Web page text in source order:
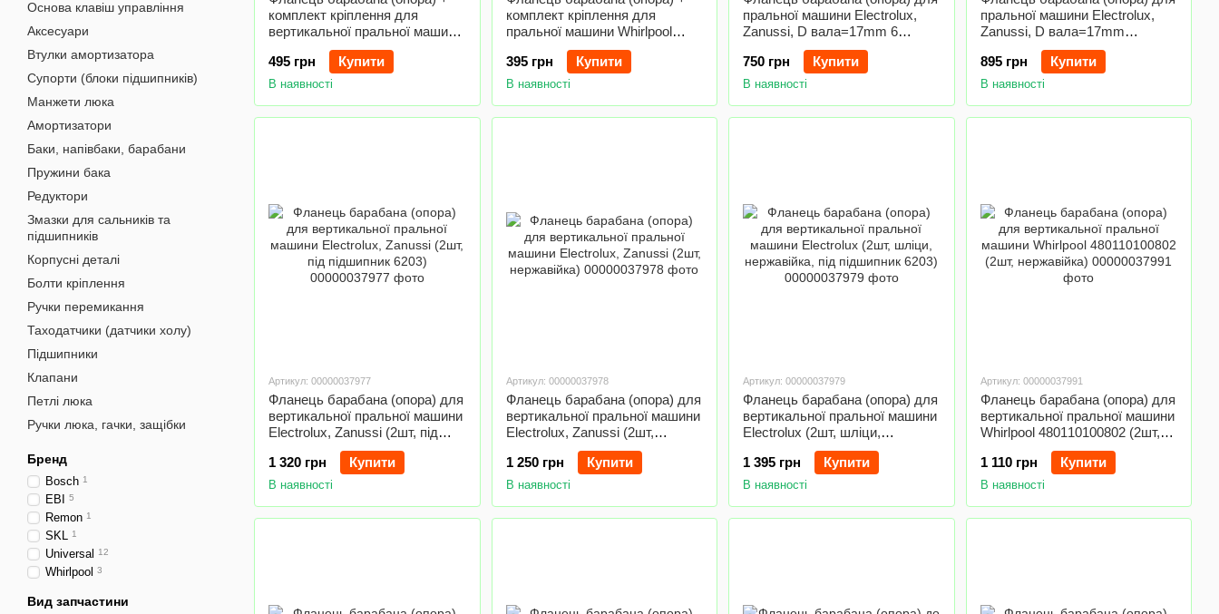
комплект кріплення для
вертикальної пральної машини
Ardo COD.089 EBI
495 грн
Купити
В наявності
комплект кріплення для
пральної машини Whirlpool
480110100802 (2шт)
395 грн
Купити
В наявності
пральної машини Electrolux,
Zanussi, D вала=17mm 6
отв.xM4.7 (під підшипник 6203)
750 грн
Купити
В наявності
пральної машини Electrolux,
Zanussi, D вала=17mm
12отв.xM5 (під підшипник 6203)
895 грн
Купити
В наявності
Артикул: 00000037977
Фланець барабана (опора) для
вертикальної пральної машини
Electrolux, Zanussi (2шт, під
підшипник 6203)
1 320 грн
Купити
В наявності
Артикул: 00000037978
Фланець барабана (опора) для
вертикальної пральної машини
Electrolux, Zanussi (2шт,
нержавійка)
1 250 грн
Купити
В наявності
Артикул: 00000037979
Фланець барабана (опора) для
вертикальної пральної машини
Electrolux (2шт, шліци,
нержавійка, під підшипник
6203)
1 395 грн Купити
В наявності
Артикул: 00000037991
Фланець барабана (опора) для
вертикальної пральної машини
Whirlpool 480110100802 (2шт,
нержавійка)
1 110 грн
Купити
В наявності
Основа клавіш управління
Аксесуари
Втулки амортизатора
Супорти (блоки підшипників)
Манжети люка
Амортизатори
Баки, напівбаки, барабани
Пружини бака
Редуктори
Змазки для сальників та
підшипників
Корпусні деталі
Болти кріплення
Ручки перемикання
Таходатчики (датчики холу)
Підшипники
Клапани
Петлі люка
Ручки люка, гачки, защібки
Бренд
Bosch 1
EBI 5
Remon 1
SKL 1
Universal 12
Whirlpool 3
Вид запчастини